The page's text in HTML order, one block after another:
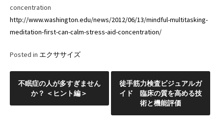
concentration
http://www.washington.edu/news/2012/06/13/mindful-multitasking-
meditation-first-can-calm-stress-aid-concentration/
Posted in エクササイズ
投
稿
不眠症の人が多すぎません
か？ ＜ヒント編＞
徒手筋力検査ビジュアルガ
イド 臨床の質を高める技
術と機能評価